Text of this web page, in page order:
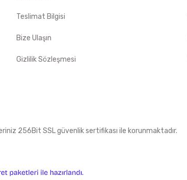
Teslimat Bilgisi
Bize Ulaşın
Gizlilik Sözleşmesi
256Bit SSL güvenlik sertifikası ile korunmaktadır.
e-